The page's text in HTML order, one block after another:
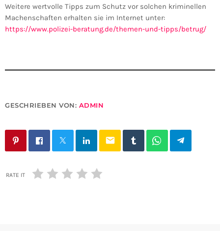
Weitere wertvolle Tipps zum Schutz vor solchen kriminellen
Machenschaften erhalten sie im Internet unter:
https://www.polizei-beratung.de/themen-und-tipps/betrug/
GESCHRIEBEN VON: ADMIN
email
RATE IT